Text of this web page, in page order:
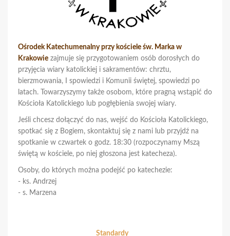
Ośrodek Katechumenalny przy kościele św. Marka w
Krakowie zajmuje się przygotowaniem osób dorosłych do
przyjęcia wiary katolickiej i sakramentów: chrztu,
bierzmowania, I spowiedzi i Komunii świętej, spowiedzi po
latach. Towarzyszymy także osobom, które pragną wstąpić do
Kościoła Katolickiego lub pogłębienia swojej wiary.
Jeśli chcesz dołączyć do nas, wejść do Kościoła Katolickiego,
spotkać się z Bogiem, skontaktuj się z nami lub przyjdź na
spotkanie w czwartek o godz. 18:30 (rozpoczynamy Mszą
świętą w kościele, po niej głoszona jest katecheza).
Osoby, do których można podejść po katechezie:
- ks. Andrzej
- s. Marzena
Standardy